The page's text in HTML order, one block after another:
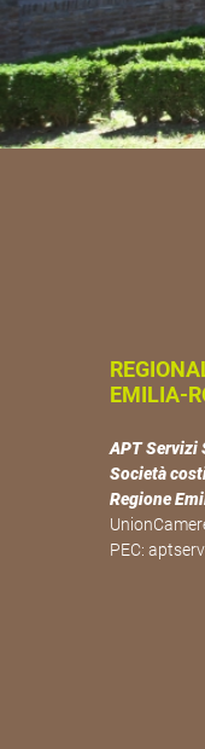
EMILIA-
APT Servizi
Società
Regione
PEC: